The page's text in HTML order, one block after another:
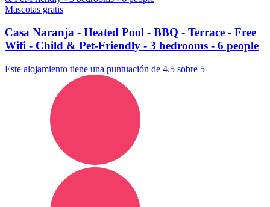
Mascotas gratis
Casa Naranja - Heated Pool - BBQ - Terrace - Free
Wifi - Child & Pet-Friendly - 3 bedrooms - 6 people
Este alojamiento tiene una puntuación de 4.5 sobre 5